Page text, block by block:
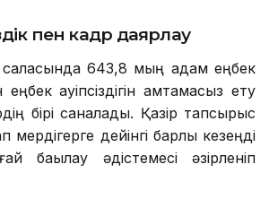
пен кадр даярлау
саласында 643,8 мың адам еңбек
қауіпсіздігін қамтамасыз ету
бірі саналады. Қазір тапсырыс
мердігерге дейінгі барлық кезеңді
бақылау әдістемесі әзірленіп